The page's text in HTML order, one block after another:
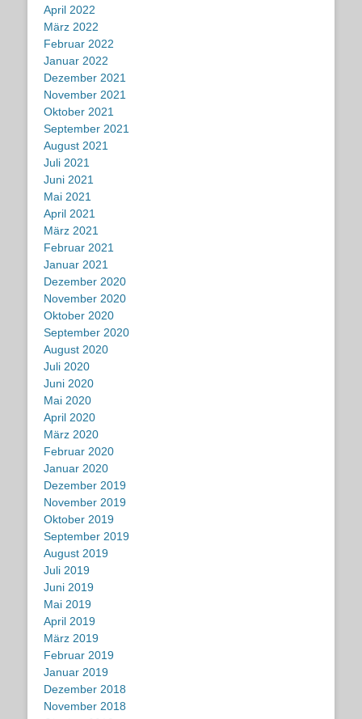
April 2022
März 2022
Februar 2022
Januar 2022
Dezember 2021
November 2021
Oktober 2021
September 2021
August 2021
Juli 2021
Juni 2021
Mai 2021
April 2021
März 2021
Februar 2021
Januar 2021
Dezember 2020
November 2020
Oktober 2020
September 2020
August 2020
Juli 2020
Juni 2020
Mai 2020
April 2020
März 2020
Februar 2020
Januar 2020
Dezember 2019
November 2019
Oktober 2019
September 2019
August 2019
Juli 2019
Juni 2019
Mai 2019
April 2019
März 2019
Februar 2019
Januar 2019
Dezember 2018
November 2018